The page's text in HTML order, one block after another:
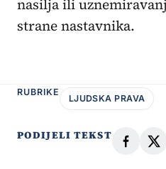
nasilja ili
strane nastavnika.
RUBRIKE
LJUDSKA PRAVA
PODIJELI TEKST